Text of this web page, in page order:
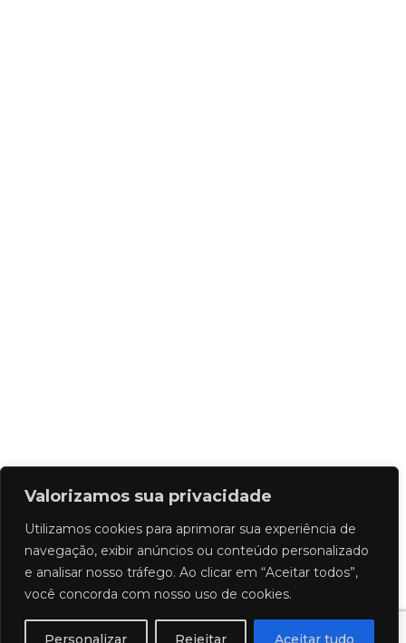
Valorizamos sua privacidade
Utilizamos cookies para aprimorar sua experiência de
navegação, exibir anúncios ou conteúdo personalizado
e analisar nosso tráfego. Ao clicar em “Aceitar todos”,
você concorda com nosso uso de cookies.
Personalizar Rejeitar Aceitar tudo